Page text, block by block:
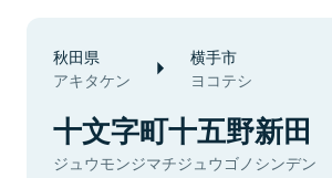
秋田県
アキタケン
横手市
ヨコテシ
十文字町十五野新田
ジュウモンジマチジュウゴノシンデン